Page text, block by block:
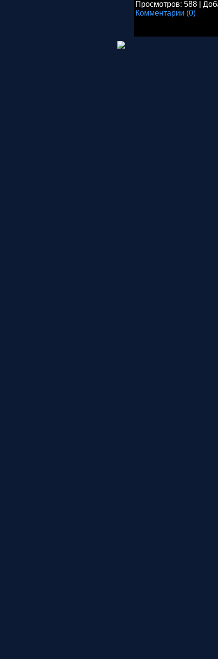
Просмотров: 588
Комментарии (0)